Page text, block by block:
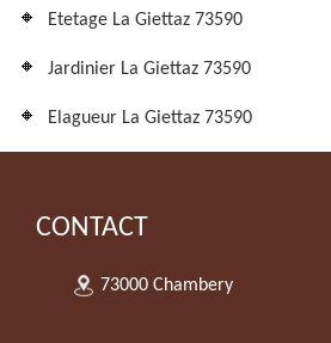
Etetage La Giettaz 73590
Jardinier La Giettaz 73590
Elagueur La Giettaz 73590
CONTACT
73000 Chambery